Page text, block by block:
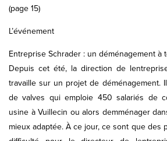
(page 15)
L’événement
Entreprise Schrader : un déménagement à
Depuis cet été, la direction de
travaille sur un projet de déménagement.
de valves qui emploie 450 salariés de
usine à Vuillecin ou alors demménager
mieux adaptée. À ce jour, ce sont que des